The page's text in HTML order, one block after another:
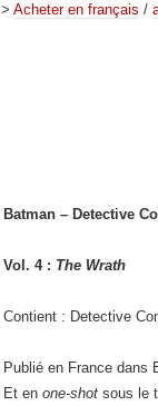
> Acheter en français /
Batman – Detective
Vol. 4 : The Wrath
Contient : Detective
Publié en France dans
Et en one-shot sous le